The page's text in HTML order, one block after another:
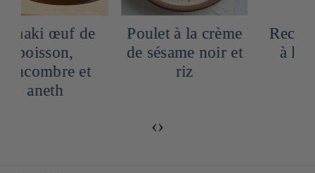
Poulet à la crème
de sésame noir et
riz
Recette Pancake
à la crème de
‹›